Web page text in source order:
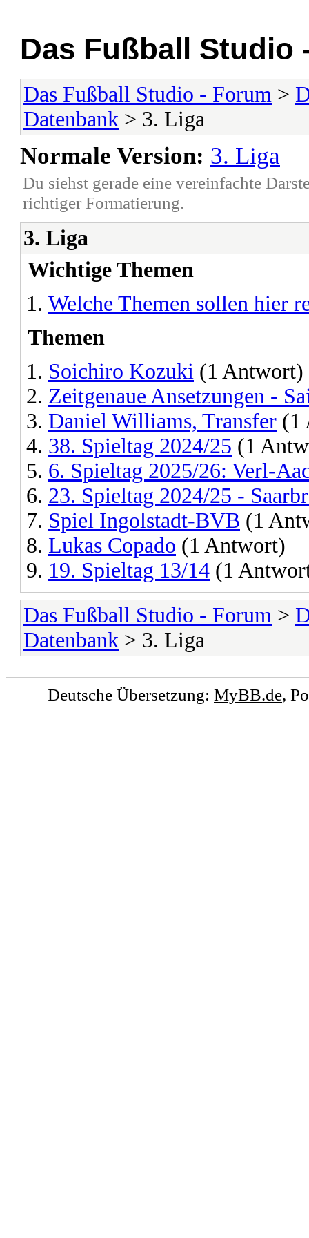
Das Fußball Studio
Das Fußball Studio - Forum >
Datenbank > 3. Liga
Normale Version: 3. Liga
Du siehst gerade eine vereinfachte
richtiger Formatierung.
3. Liga
Wichtige Themen
Welche Themen sollen hier
Themen
Soichiro Kozuki (1 Antwort)
Zeitgenaue Ansetzungen -
Daniel Williams, Transfer (1
38. Spieltag 2024/25 (1
6. Spieltag 2025/26: Verl-
23. Spieltag 2024/25 -
Spiel Ingolstadt-BVB (1
Lukas Copado (1 Antwort)
19. Spieltag 13/14 (1
Das Fußball Studio - Forum >
Datenbank > 3. Liga
Deutsche Übersetzung: MyBB.de,